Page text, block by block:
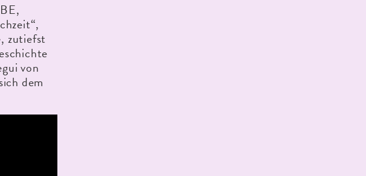
zutiefst
von
dem